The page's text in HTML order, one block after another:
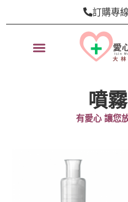
至
訂購專
噴
有愛心 讓您